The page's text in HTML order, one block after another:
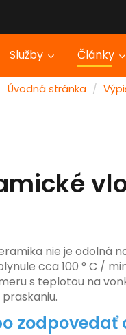
Služby Články
Úvodná stránka
nie je odolná
cca 100 ° C /
s teplotou na
zodpovedať